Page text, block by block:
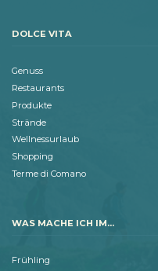
DOLCE VITA
Genuss
Restaurants
Produkte
Strände
Wellnessurlaub
Shopping
Terme di Comano
WAS MACHE ICH IM...
Frühling